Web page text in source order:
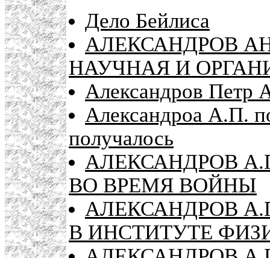
Дело Бейлиса
АЛЕКСАНДРОВ
НАУЧНАЯ И
Александров Петр
Александроа А.П.
получалось
АЛЕКСАНДРОВ
ВО ВРЕМЯ ВОЙНЫ
АЛЕКСАНДРОВ
В ИНСТИТУТЕ